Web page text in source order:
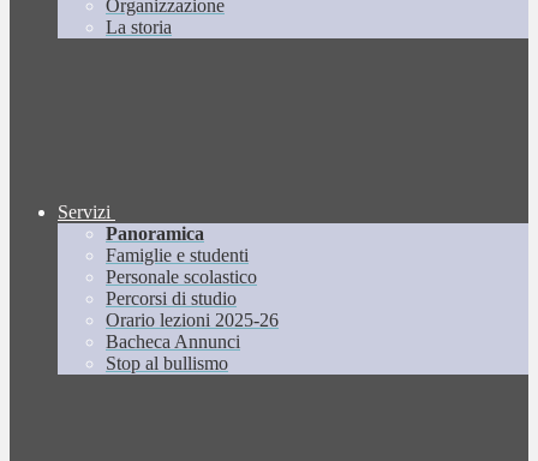
Organizzazione
La storia
Servizi
Panoramica
Famiglie e studenti
Personale scolastico
Percorsi di studio
Orario lezioni 2025-26
Bacheca Annunci
Stop al bullismo